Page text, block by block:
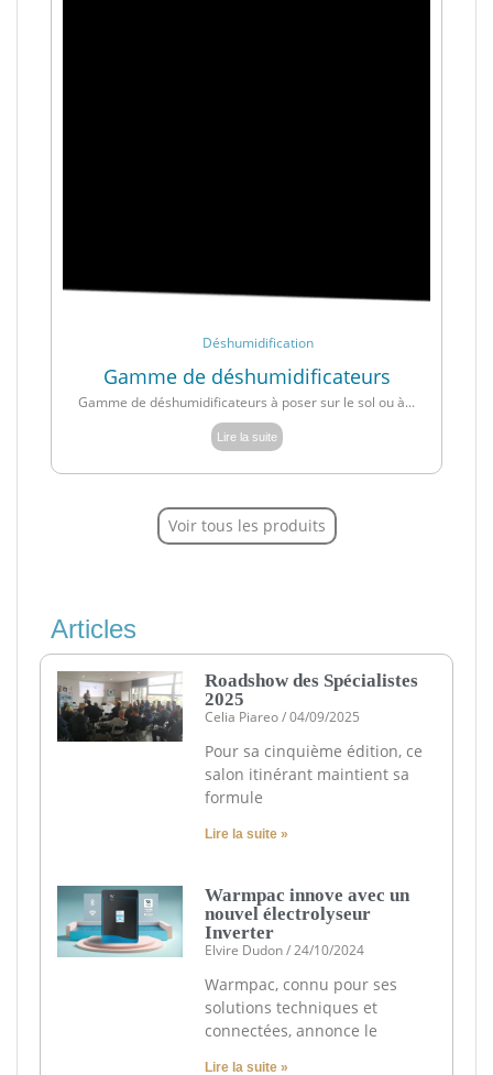
Déshumidification
Gamme de déshumidificateurs
Gamme de déshumidificateurs à poser sur le sol ou à...
Lire la suite
Voir tous les produits
Articles
Roadshow des Spécialistes
2025
Celia Piareo 04/09/2025
Pour sa cinquième édition, ce
salon itinérant maintient sa
formule
Lire la suite »
Warmpac innove avec un
nouvel électrolyseur
Inverter
Elvire Dudon 24/10/2024
Warmpac, connu pour ses
solutions techniques et
connectées, annonce le
Lire la suite »